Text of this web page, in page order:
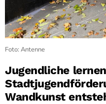
Foto: Antenne
Jugendliche
Wandkunst